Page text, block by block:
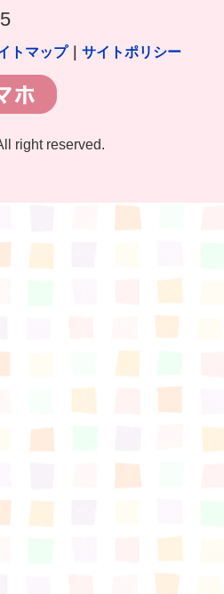
トマップ｜ サイトポリシー
right reserved.